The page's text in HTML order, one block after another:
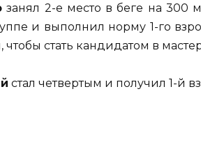
занял 2-е место в беге на 300
и выполнил норму 1-го
стать кандидатом в
стал четвертым и получил 1-й